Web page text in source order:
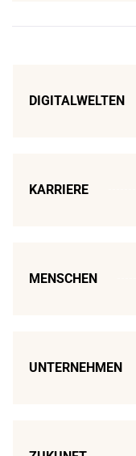
DIGITALWELTEN
KARRIERE
MENSCHEN
UNTERNEHMEN